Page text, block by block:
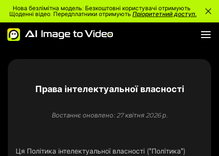
Нова безлімітна модель: Безкоштовні користувачі отримують
Щоденні відео. Передплатники отримують Пріоритетний доступ.
Права інтелектуальної власності
Востаннє оновлено: 27 квітня 2026 р.
Ця Політика інтелектуальної власності ("Політика")